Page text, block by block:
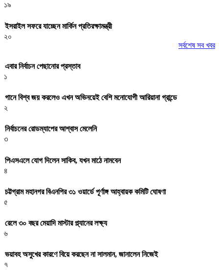
১৯
ইসরাইল সফরে যাচ্ছেন মার্কিন প্রতিরক্ষামন্ত্রী
২০
সর্বশেষ সব খবর
এবার নির্বাচন পেছানোর প্রস্তাব
১
গানে বিশ্ব জয় করলেও এখন অভিনয়েই বেশি মনোযোগী আরিয়ানা গ্রান্ডে
২
নির্বাচনের রোডম্যাপের আশ্বাস মেলেনি
৩
পিএসএলে যোগ দিলেন সাকিব, যখন মাঠে নামবেন
৪
চট্টগ্রাম মহানগর বিএনপির ৩১ ওয়ার্ডে পূর্ণাঙ্গ আহ্বায়ক কমিটি ঘোষণা
৫
রেলে ৩০ বছর মেয়াদি মাস্টার প্ল্যানের লক্ষ্য
৬
ভয়াবহ অসুখের কারণে বিয়ে করছেন না সালমান, জানালেন নিজেই
৭